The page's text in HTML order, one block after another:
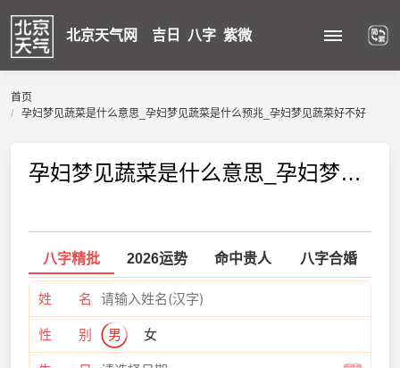
北京天气网 吉日 八字 紫微
首页
孕妇梦见蔬菜是什么意思_孕妇梦见蔬菜是什么预兆_孕妇梦见蔬菜好不好
孕妇梦见蔬菜是什么意思_孕妇梦见蔬菜是什么预兆_孕妇梦见蔬菜好不好
八字精批 2026运势 命中贵人 八字合婚
姓 名
性 别 男 女